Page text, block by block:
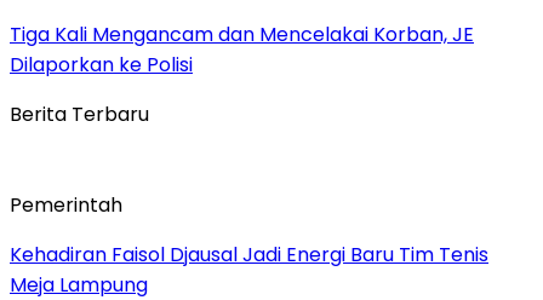
Tiga Kali Mengancam dan Mencelakai Korban, JE
Dilaporkan ke Polisi
Berita Terbaru
Pemerintah
Kehadiran Faisol Djausal Jadi Energi Baru Tim Tenis
Meja Lampung